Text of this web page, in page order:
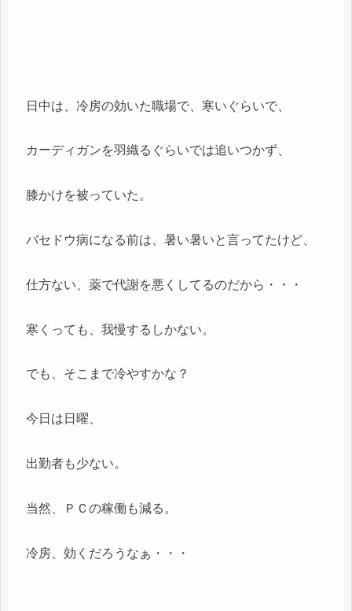
日中は、冷房の効いた職場で、寒いぐらいで、
カーディガンを羽織るぐらいでは追いつかず、
膝かけを被っていた。
バセドウ病になる前は、暑い暑いと言ってたけど、
仕方ない、薬で代謝を悪くしてるのだから・・・
寒くっても、我慢するしかない。
でも、そこまで冷やすかな？
今日は日曜、
出勤者も少ない。
当然、ＰＣの稼働も減る。
冷房、効くだろうなぁ・・・